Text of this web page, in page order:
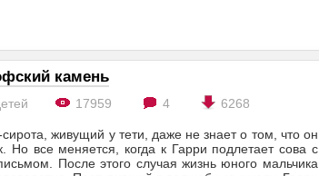
камень
17959 4 6268
живущий у тети, даже не знает о том, что он
Но все меняется, когда к Гарри подлетает сова с
После этого случая жизнь юного мальчика